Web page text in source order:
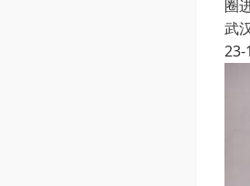
圈
武
23-